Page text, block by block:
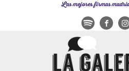
Las mejores firmas